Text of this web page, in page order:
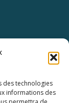
des technologies
informations des